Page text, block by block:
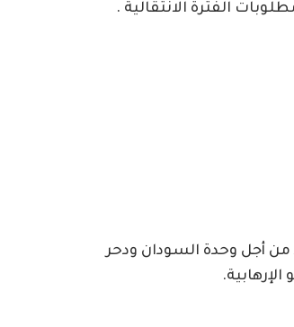
الفترة الانتقالية .
أجل وحدة السودان ودحر